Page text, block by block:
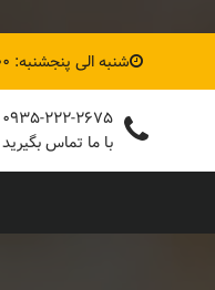
شنبه الی پنجشنبه: 9:00 - 15:00
0935-222-2675
با ما تماس بگیرید